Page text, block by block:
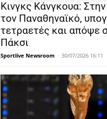
Κινγκς Κάνγκουα:
τον Παναθηναϊκό,
τετραετές και απόψε
Πάκσι
Sportlive Newsroom - 30/07/2026 16:11